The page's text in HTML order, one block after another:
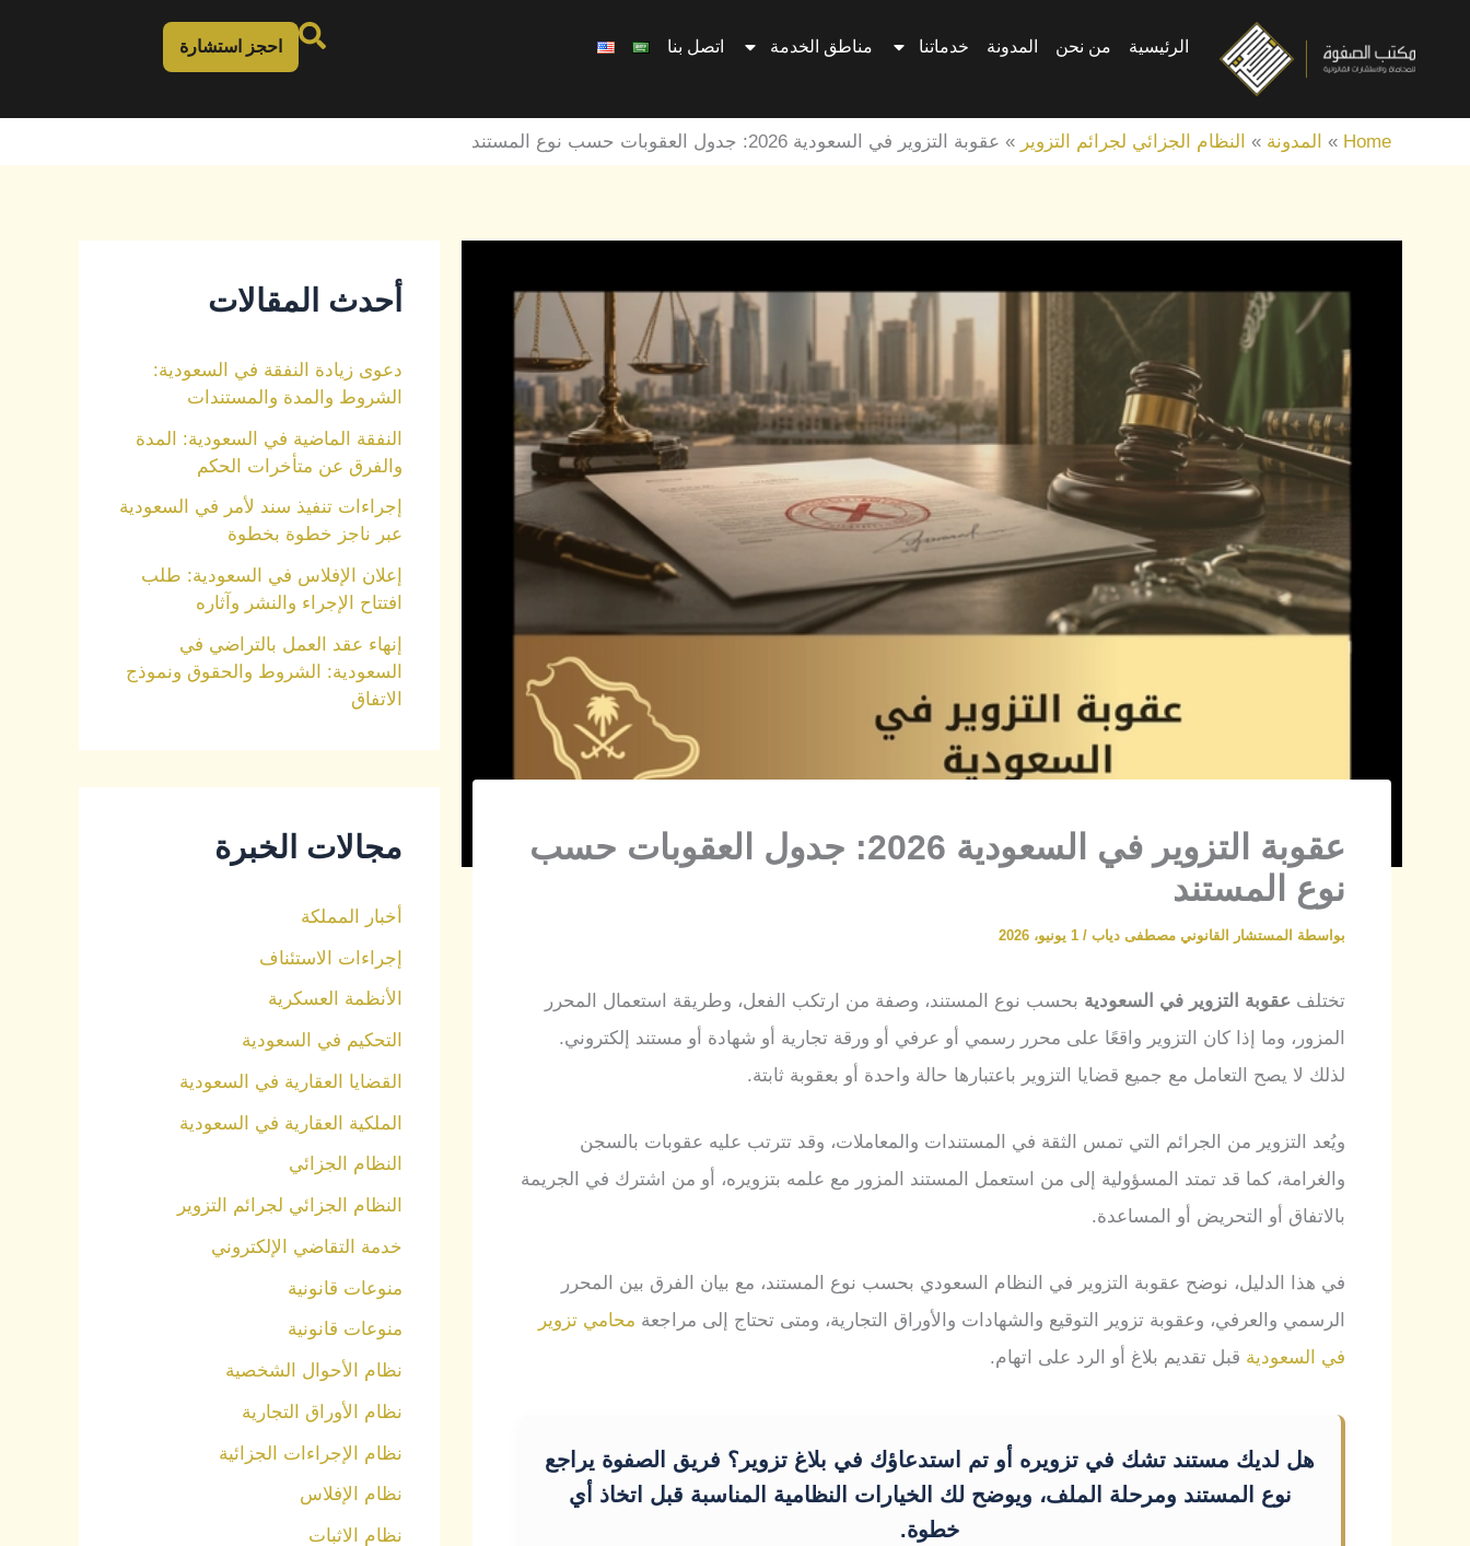
الرئيسية من نحن المدونة خدماتنا مناطق الخدمة اتصل بنا احجز استشارة
Home
» المدونة » النظام الجزائي لجرائم التزوير » عقوبة التزوير في السعودية 2026: جدول العقوبات حسب نوع المستند
عقوبة التزوير في السعودية 2026: جدول العقوبات حسب
نوع المستند
بواسطة المستشار القانوني مصطفى دياب/1 يونيو، 2026
تختلف عقوبة التزوير في السعودية بحسب نوع المستند، وصفة من ارتكب الفعل، وطريقة استعمال المحرر
المزور، وما إذا كان التزوير واقعًا على محرر رسمي أو عرفي أو ورقة تجارية أو شهادة أو مستند إلكتروني.
لذلك لا يصح التعامل مع جميع قضايا التزوير باعتبارها حالة واحدة أو بعقوبة ثابتة.
ويُعد التزوير من الجرائم التي تمس الثقة في المستندات والمعاملات، وقد تترتب عليه عقوبات بالسجن
والغرامة، كما قد تمتد المسؤولية إلى من استعمل المستند المزور مع علمه بتزويره، أو من اشترك في الجريمة
بالاتفاق أو التحريض أو المساعدة.
في هذا الدليل، نوضح عقوبة التزوير في النظام السعودي بحسب نوع المستند، مع بيان الفرق بين المحرر
الرسمي والعرفي، وعقوبة تزوير التوقيع والشهادات والأوراق التجارية، ومتى تحتاج إلى مراجعة محامي تزوير
في السعودية قبل تقديم بلاغ أو الرد على اتهام.
هل لديك مستند تشك في تزويره أو تم استدعاؤك في بلاغ تزوير؟ فريق الصفوة يراجع
نوع المستند ومرحلة الملف، ويوضح لك الخيارات النظامية المناسبة قبل اتخاذ أي
خطوة.
أحدث المقالات
دعوى زيادة النفقة في السعودية:
الشروط والمدة والمستندات
النفقة الماضية في السعودية: المدة
والفرق عن متأخرات الحكم
إجراءات تنفيذ سند لأمر في السعودية
عبر ناجز خطوة بخطوة
إعلان الإفلاس في السعودية: طلب
افتتاح الإجراء والنشر وآثاره
إنهاء عقد العمل بالتراضي في
السعودية: الشروط والحقوق ونموذج
الاتفاق
مجالات الخبرة
أخبار المملكة
إجراءات الاستئناف
الأنظمة العسكرية
التحكيم في السعودية
القضايا العقارية في السعودية
الملكية العقارية في السعودية
النظام الجزائي
النظام الجزائي لجرائم التزوير
خدمة التقاضي الإلكتروني
منوعات قانونية
منوعات قانونية
نظام الأحوال الشخصية
نظام الأوراق التجارية
نظام الإجراءات الجزائية
نظام الإفلاس
نظام الاثبات